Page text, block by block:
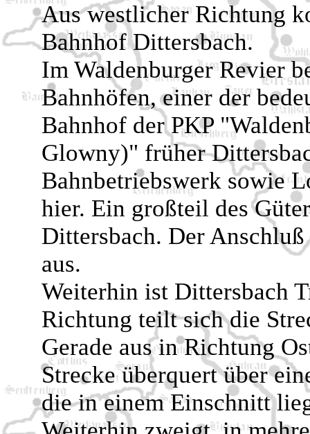
Aus westlicher Richtung
Bahnhof Dittersbach.
Im Waldenburger Revier
Bahnhöfen, einer der
Bahnhof der PKP
Glowny)" früher
Bahnbetriebswerk sowie
hier. Ein großteil des
Dittersbach. Der
aus.
Weiterhin ist Dittersbach
Richtung teilt sich die
Gerade aus in Richtung
Strecke überquert über
die in einem Einschnitt